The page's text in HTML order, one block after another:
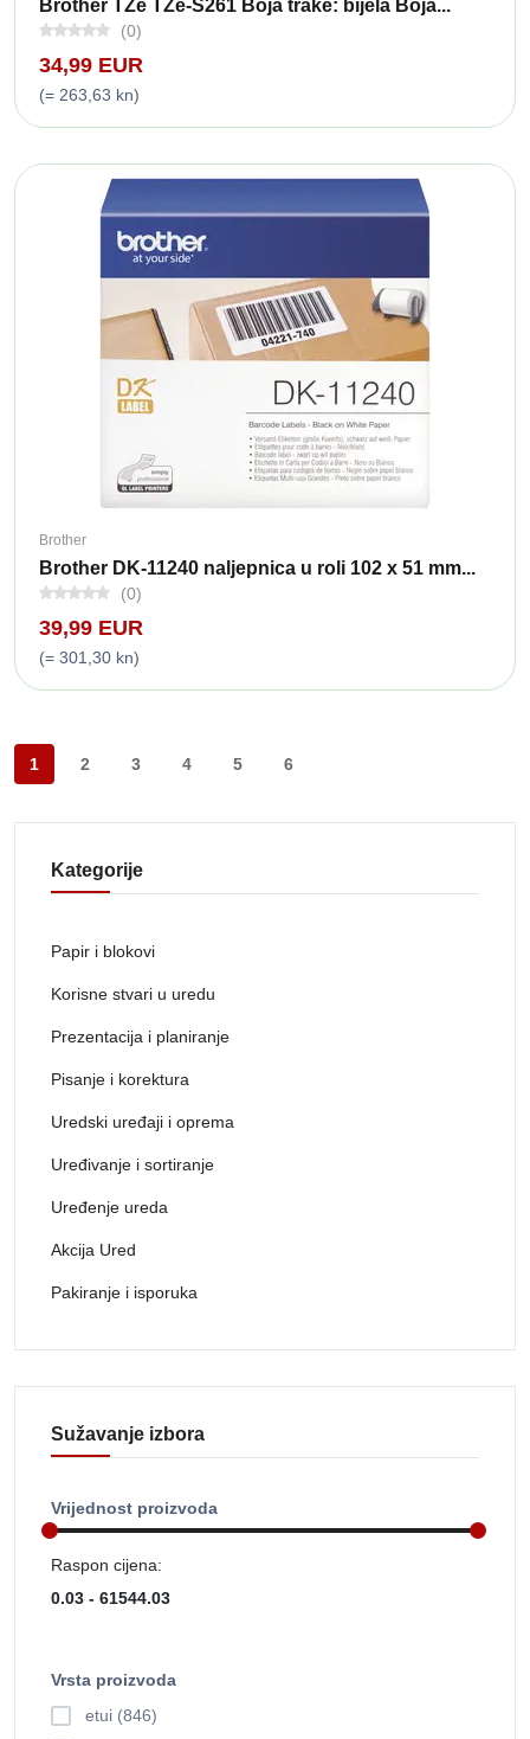
Brother TZe TZe-S261 Boja trake: bijela Boja...
(0)
34,99 EUR
(= 263,63 kn)
Brother
Brother DK-11240 naljepnica u roli 102 x 51 mm...
(0)
39,99 EUR
(= 301,30 kn)
1 2 3 4 5 6
Kategorije
Papir i blokovi
Korisne stvari u uredu
Prezentacija i planiranje
Pisanje i korektura
Uredski uređaji i oprema
Uređivanje i sortiranje
Uređenje ureda
Akcija Ured
Pakiranje i isporuka
Sužavanje izbora
Vrijednost proizvoda
Raspon cijena:
Vrsta proizvoda
etui (846)